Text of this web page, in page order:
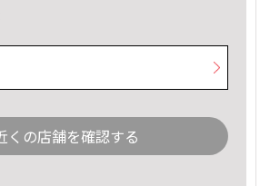
くの店舗を確認する